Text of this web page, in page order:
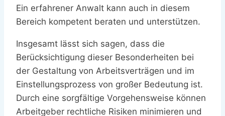
Ein erfahrener Anwalt kann auch in diesem
Bereich kompetent beraten und unterstützen.
Insgesamt lässt sich sagen, dass die
Berücksichtigung dieser Besonderheiten bei
der Gestaltung von Arbeitsverträgen und im
Einstellungsprozess von großer Bedeutung ist.
Durch eine sorgfältige Vorgehensweise können
Arbeitgeber rechtliche Risiken minimieren und